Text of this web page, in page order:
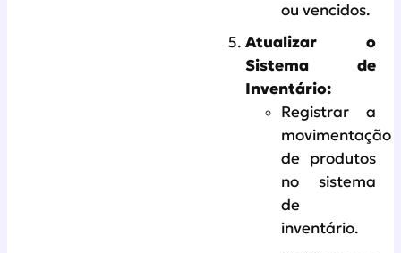
ou vencidos.
Atualizar o
Sistema de
Inventário:
Registrar a
movimentação
de produtos
no sistema
de
inventário.